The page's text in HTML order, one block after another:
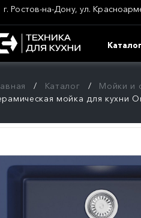
г. Ростов-на-Дону, ул.
Каталог
Каталог Мойки и
мойка для кухни